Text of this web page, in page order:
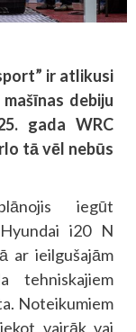
ir atlikusi
debiju
gada WRC
tā vēl nebūs
iegūt
i20 N
ar ieilgušajām
tehniskajiem
Noteikumiem
vairāk vai